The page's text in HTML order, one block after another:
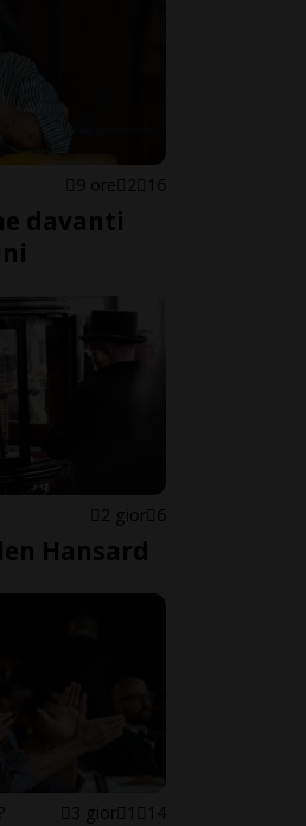
9 ore 2 16
davanti
2 gior 6
Hansard
3 gior 1 14